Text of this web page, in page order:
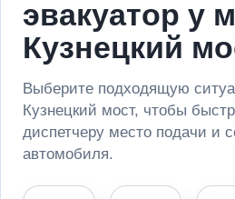
эвакуатор у
Кузнецкий
Выберите подходящую
Кузнецкий мост, чтобы
диспетчеру место подачи и
автомобиля.